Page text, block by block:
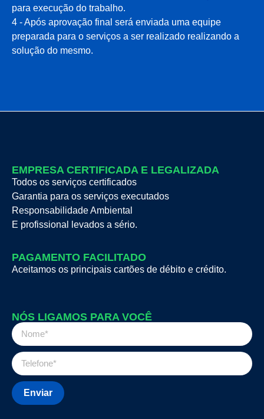
para execução do trabalho.
4 - Após aprovação final será enviada uma equipe
preparada para o serviços a ser realizado realizando a
solução do mesmo.
EMPRESA CERTIFICADA E LEGALIZADA
Todos os serviços certificados
Garantia para os serviços executados
Responsabilidade Ambiental
E profissional levados a sério.
PAGAMENTO FACILITADO
Aceitamos os principais cartões de débito e crédito.
NÓS LIGAMOS PARA VOCÊ
Enviar